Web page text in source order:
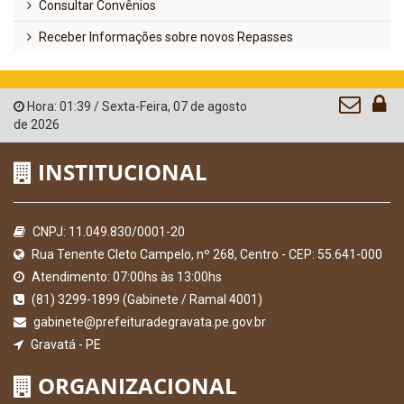
Consultar Convênios
Receber Informações sobre novos Repasses
Hora: 01:39 /Sexta-Feira, 07 de agosto
de 2026
INSTITUCIONAL
CNPJ: 11.049.830/0001-20
Rua Tenente Cleto Campelo, nº 268, Centro - CEP: 55.641-000
Atendimento: 07:00hs às 13:00hs
(81) 3299-1899 (Gabinete / Ramal 4001)
gabinete@prefeituradegravata.pe.gov.br
Gravatá - PE
ORGANIZACIONAL